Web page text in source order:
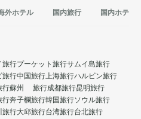
外ホテル 国内旅行 国内ホテル
旅行プーケット旅行サムイ島旅行
旅行中国旅行上海旅行ハルビン旅行
行蘇州 旅行成都旅行昆明旅行
行奔子欄旅行韓国旅行ソウル旅行
旅行大邱旅行台湾旅行台北旅行